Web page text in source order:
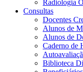
Radiologia
Consultas
Docentes
Alunos de
Alunos de
Caderno de
Biblioteca